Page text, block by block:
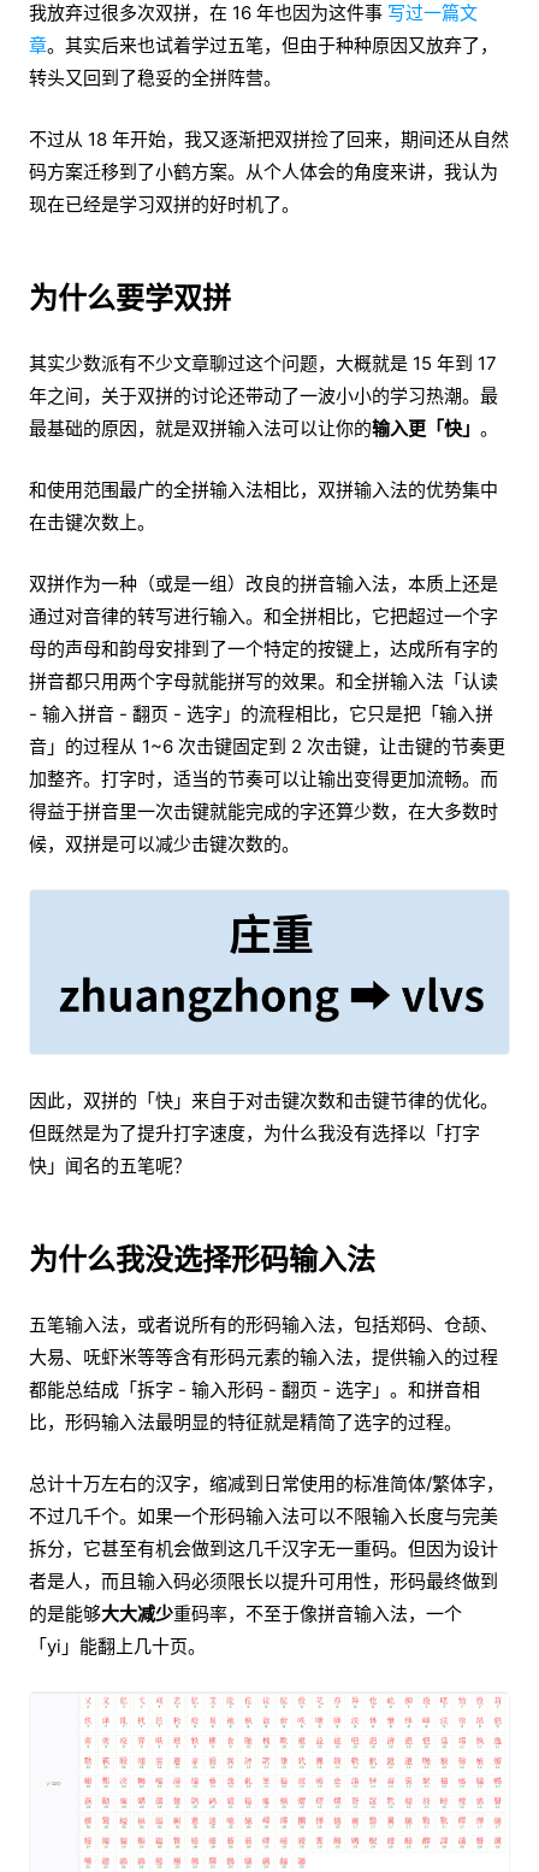
我放弃过很多次双拼，在 16 年也因为这件事 写过一篇文
章。其实后来也试着学过五笔，但由于种种原因又放弃了，
转头又回到了稳妥的全拼阵营。
不过从 18 年开始，我又逐渐把双拼捡了回来，期间还从自然
码方案迁移到了小鹤方案。从个人体会的角度来讲，我认为
现在已经是学习双拼的好时机了。
为什么要学双拼
其实少数派有不少文章聊过这个问题，大概就是 15 年到 17
年之间，关于双拼的讨论还带动了一波小小的学习热潮。最
最基础的原因，就是双拼输入法可以让你的输入更「快」 。
和使用范围最广的全拼输入法相比，双拼输入法的优势集中
在击键次数上。
双拼作为一种（或是一组）改良的拼音输入法，本质上还是
通过对音律的转写进行输入。和全拼相比，它把超过一个字
母的声母和韵母安排到了一个特定的按键上，达成所有字的
拼音都只用两个字母就能拼写的效果。和全拼输入法「认读
- 输入拼音 - 翻页 - 选字」的流程相比，它只是把「输入拼
音」的过程从 1~6 次击键固定到 2 次击键，让击键的节奏更
加整齐。打字时，适当的节奏可以让输出变得更加流畅。而
得益于拼音里一次击键就能完成的字还算少数，在大多数时
候，双拼是可以减少击键次数的。
因此，双拼的「快」来自于对击键次数和击键节律的优化。
但既然是为了提升打字速度，为什么我没有选择以「打字
快」闻名的五笔呢？
为什么我没选择形码输入法
五笔输入法，或者说所有的形码输入法，包括郑码、仓颉、
大易、呒虾米等等含有形码元素的输入法，提供输入的过程
都能总结成「拆字 - 输入形码 - 翻页 - 选字」。和拼音相
比，形码输入法最明显的特征就是精简了选字的过程。
总计十万左右的汉字，缩减到日常使用的标准简体/繁体字，
不过几千个。如果一个形码输入法可以不限输入长度与完美
拆分，它甚至有机会做到这几千汉字无一重码。但因为设计
者是人，而且输入码必须限长以提升可用性，形码最终做到
的是能够大大减少重码率，不至于像拼音输入法，一个
「yi」能翻上几十页。